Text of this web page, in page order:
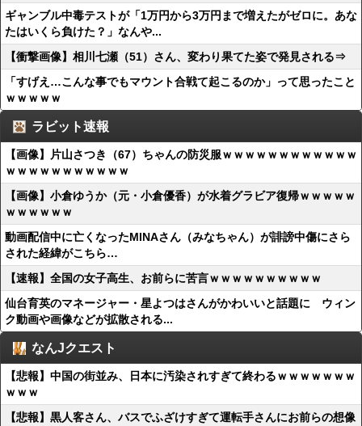
ギャンブル中毒テストが「1万円から3万円まで増えたがゼロに。あな
たはいくら負けた？」なんや...
【衝撃画像】相川七瀬（51）さん、変わり果てた姿で発見される⇒
「すげえ…こんな事でもマウント合戦て起こるのか」って思ったこと
ｗｗｗｗｗ
ラビット速報
【画像】片山さつき（67）ちゃんの防災服ｗｗｗｗｗｗｗｗｗｗｗｗ
ｗｗｗｗｗｗｗｗｗｗｗ
【画像】小倉ゆうか（元・小倉優香）が水着グラビア復帰ｗｗｗｗｗ
ｗｗｗｗｗｗ
動画配信中に亡くなったMINAさん（みなちゃん）が誹謗中傷にさら
された経緯がこちら…
【速報】全国の女子高生、お前らに苦言ｗｗｗｗｗｗｗｗｗｗ
仙台育英のマネージャー・星よつはさんがかわいいと話題に ウィン
ク動画や画像などが拡散される...
なんJクエスト
【悲報】中国の街並み、日本に汚染されすぎて終わるｗｗｗｗｗｗｗ
ｗｗｗ
【悲報】黒人客さん、バスでふざけすぎて運転手さんにお前らの想像